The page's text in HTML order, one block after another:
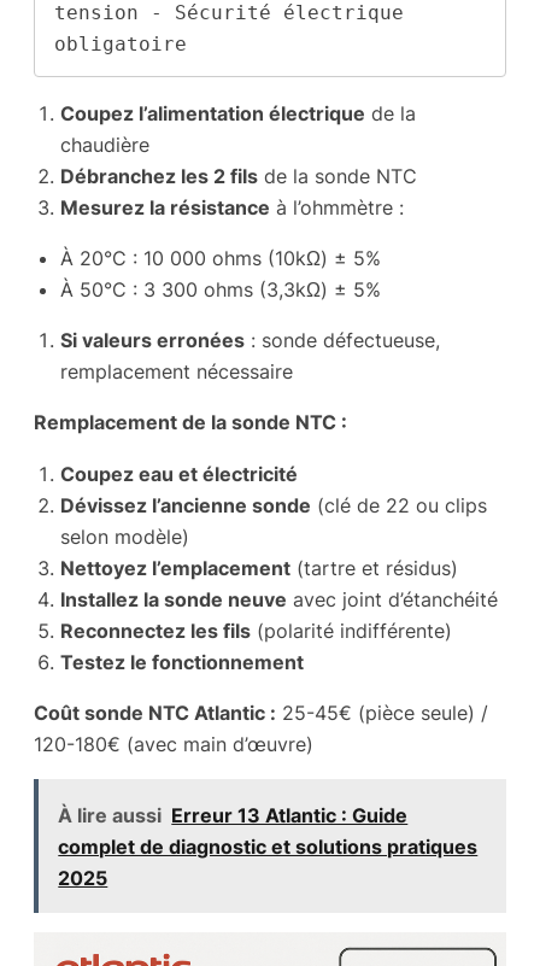
tension - Sécurité électrique
obligatoire
Coupez l’alimentation électrique de la
chaudière
Débranchez les 2 fils de la sonde NTC
Mesurez la résistance à l’ohmmètre :
À 20°C : 10 000 ohms (10kΩ) ± 5%
À 50°C : 3 300 ohms (3,3kΩ) ± 5%
Si valeurs erronées : sonde défectueuse,
remplacement nécessaire
Remplacement de la sonde NTC :
Coupez eau et électricité
Dévissez l’ancienne sonde (clé de 22 ou clips
selon modèle)
Nettoyez l’emplacement (tartre et résidus)
Installez la sonde neuve avec joint d’étanchéité
Reconnectez les fils (polarité indifférente)
Testez le fonctionnement
Coût sonde NTC Atlantic : 25-45€ (pièce seule) /
120-180€ (avec main d’œuvre)
À lire aussi Erreur 13 Atlantic : Guide
complet de diagnostic et solutions pratiques
2025